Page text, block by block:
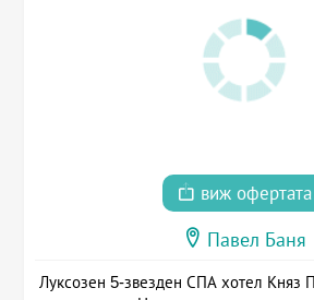
виж офертата
Павел Баня
Луксозен 5-звезден СПА хотел Княз